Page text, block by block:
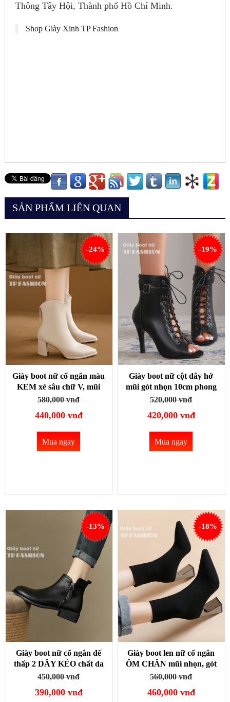
Thông Tây Hội, Thành phố Hồ Chí Minh.
Shop Giày Xinh TP Fashion
SẢN PHẨM LIÊN QUAN
Giày boot nữ cổ ngắn màu
KEM xẻ sâu chữ V, mũi
nhọn, gót vuông 7.5cm
GBN37B
580,000 vnđ
440,000 vnđ
Mua ngay
-24%
Giày boot nữ cột dây hở
mũi gót nhọn 10cm phong
cách HIỆN ĐẠI SEXY
520,000 vnđ
420,000 vnđ
Mua ngay
-19%
Giày boot nữ cổ ngắn đế
thấp 2 DÂY KÉO chất da
Pu mềm thoải mái đi bộ
450,000 vnđ
390,000 vnđ
-13%
Giày boot len nữ cổ ngắn
ÔM CHÂN mũi nhọn, gót
vuông TRÁNG GƯƠNG
560,000 vnđ
460,000 vnđ
-18%